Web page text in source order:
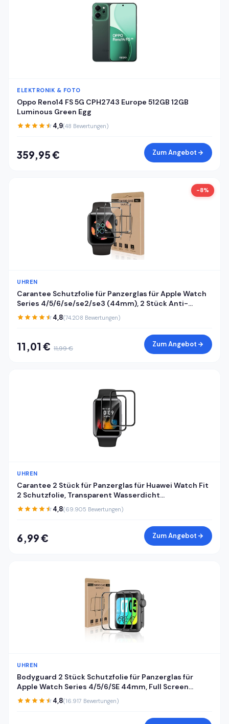
ELEKTRONIK & FOTO
Oppo Reno14 FS 5G CPH2743 Europe 512GB 12GB
Luminous Green Egg
4,9(48 Bewertungen)
359,95 € Zum Angebot
-8%
UHREN
Carantee Schutzfolie für Panzerglas für Apple Watch
Series 4/5/6/se/se2/se3 (44mm), 2 Stück Anti-
Kratzen Displayfolie, 3D Kante, Sensible Berührung, HD
Blasenfrei Apple Watch 44mm Displayschutzfolie
4,8(74.208 Bewertungen)
11,01 € 11,99 € Zum Angebot
UHREN
Carantee 2 Stück für Panzerglas für Huawei Watch Fit
2 Schutzfolie, Transparent Wasserdicht
Displayschutzfolie für Huawei Watch Fit 2, Stoßfeste
Sensitive Touch Antifouling Schutzglas Folie
4,8(69.905 Bewertungen)
6,99 € Zum Angebot
UHREN
Bodyguard 2 Stück Schutzfolie für Panzerglas für
Apple Watch Series 4/5/6/SE 44mm, Full Screen
Kratzfest Bruchsicher Apple Watch 44mm
Displayschutzfolie, Vollflächiger Schutz iWatch
4,8(16.917 Bewertungen)